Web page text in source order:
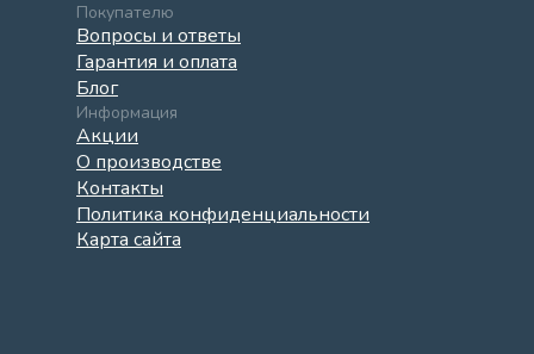
Покупателю
Вопросы и ответы
Гарантия и оплата
Блог
Информация
Акции
О производстве
Контакты
Политика конфиденциальности
Карта сайта